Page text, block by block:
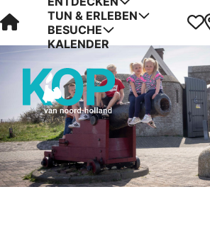
Visit Kop van Holland
TUN & ERLEBEN
BESUCHE
KALENDER